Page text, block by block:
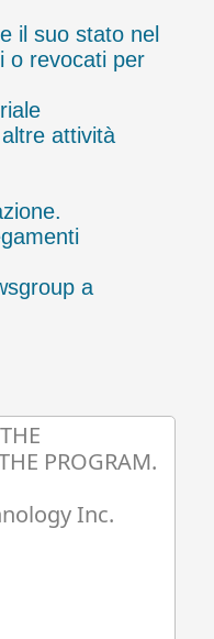
il suo stato nel
o revocati per
attività
a